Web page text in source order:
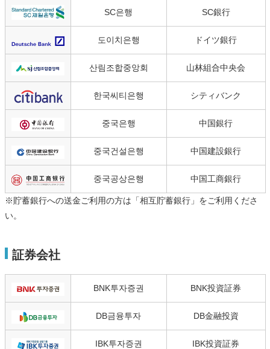
SC은행 SC銀行
도이치은행 ドイツ銀行
산림조합중앙회 山林組合中央会
한국씨티은행 シティバンク
중국은행 中国銀行
중국건설은행 中国建設銀行
중국공상은행 中国工商銀行
※貯蓄銀行への送金ご利用の方は「相互貯蓄銀行」をご利用くださ
い。
証券会社
BNK투자증권 BNK投資証券
DB금융투자 DB金融投資
IBK투자증권 IBK投資証券